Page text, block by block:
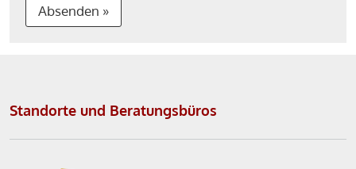
Absenden »
e
Standorte und Beratungsbüros